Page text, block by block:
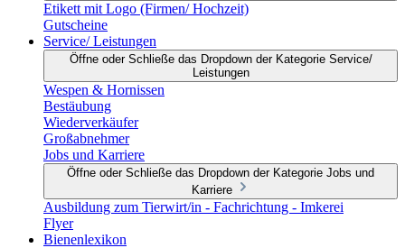
Etikett mit Logo (Firmen/ Hochzeit)
Gutscheine
Service/ Leistungen
Öffne oder Schließe das Dropdown der Kategorie Service/
Leistungen
Wespen & Hornissen
Bestäubung
Wiederverkäufer
Großabnehmer
Jobs und Karriere
Öffne oder Schließe das Dropdown der Kategorie Jobs und
Karriere
Ausbildung zum Tierwirt/in - Fachrichtung - Imkerei
Flyer
Bienenlexikon